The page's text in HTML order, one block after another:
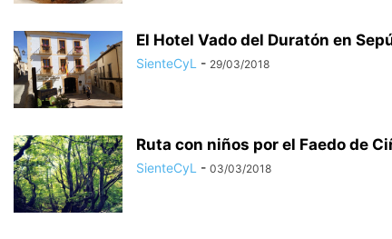
El Hotel Vado del Duratón en
SienteCyL - 29/03/2018
Ruta con niños por el Faedo de
SienteCyL - 03/03/2018